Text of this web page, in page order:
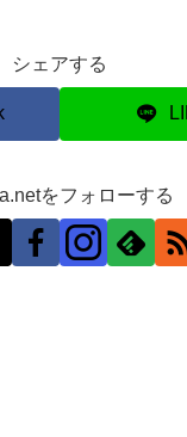
シェアする
をフォローする